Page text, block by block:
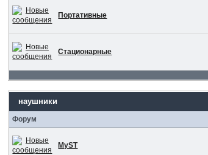
Портативные
Стационарные
наушники
Форум
MyST